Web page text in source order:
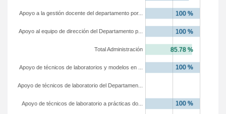
Apoyo de técnicos de laboratorio a prácticas do...
Apoyo de técnicos de laboratorio del Departamen...
Apoyo de técnicos de laboratorios y modelos en ...
Total Administración
Apoyo al equipo de dirección del Departamento p...
Apoyo a la gestión docente del departamento por...